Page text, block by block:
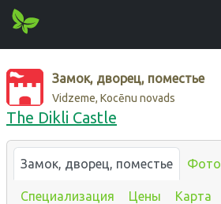
Замок, дворец, поместье
Vidzeme, Kocēnu novads
The Dikli Castle
Замок, дворец, поместье Фото
Специализация Цены Карта